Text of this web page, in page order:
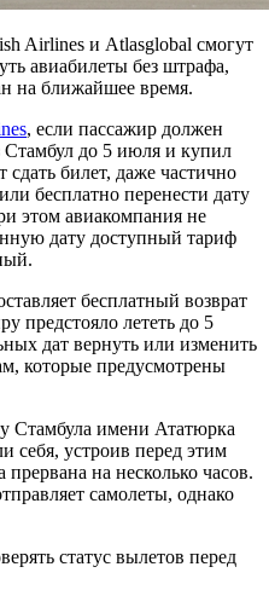
Airlines и Atlasglobal смогут
авиабилеты без штрафа,
на ближайшее время.
, если пассажир должен
Стамбул до 5 июля и купил
билет, даже частично
бесплатно перенести дату
этом авиакомпания не
дату доступный тариф
бесплатный возврат
предстояло лететь до 5
дат вернуть или изменить
которые предусмотрены
Стамбула имени Ататюрка
себя, устроив перед этим
прервана на несколько часов.
самолеты, однако
статус вылетов перед